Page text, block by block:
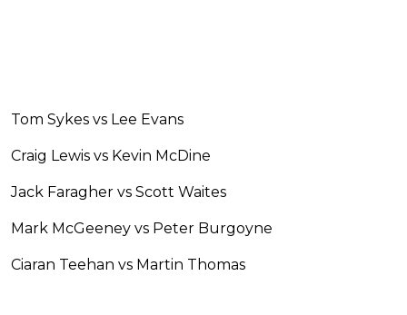
Tom Sykes vs Lee Evans
Craig Lewis vs Kevin McDine
Jack Faragher vs Scott Waites
Mark McGeeney vs Peter Burgoyne
Ciaran Teehan vs Martin Thomas